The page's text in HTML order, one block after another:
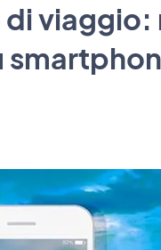
viaggio: